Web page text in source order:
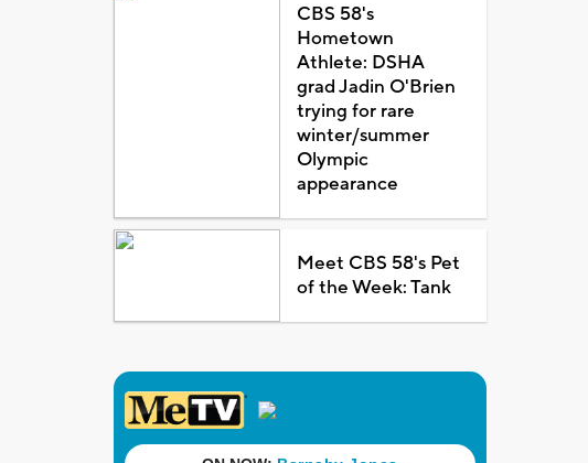
CBS 58's
Hometown
Athlete: DSHA
grad Jadin O'Brien
trying for rare
winter/summer
Olympic
appearance
Meet CBS 58's Pet
of the Week: Tank